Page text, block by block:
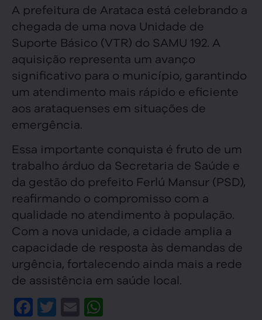
A prefeitura de Arataca está celebrando a
chegada de uma nova Unidade de
Suporte Básico (VTR) do SAMU 192. A
aquisição representa um avanço
significativo para o município, garantindo
um atendimento mais rápido e eficiente
aos arataquenses em situações de
emergência.
Essa importante conquista é fruto de um
trabalho árduo da Secretaria de Saúde e
da gestão do prefeito Ferlú Mansur (PSD),
reafirmando o compromisso com a
qualidade no atendimento à população.
Com a nova unidade, a cidade amplia a
capacidade de resposta às demandas de
urgência, fortalecendo ainda mais a rede
de assistência em saúde local.
Facebook
Twitter
Email